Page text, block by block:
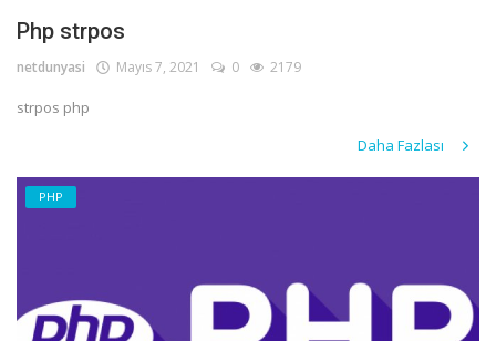
Php strpos
netdunyasi Mayıs 7, 2021 0 2179
strpos php
Daha Fazlası
PHP